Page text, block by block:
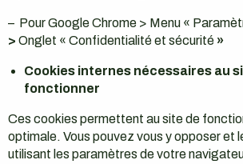
– Pour Google Chrome > Menu «
> Onglet « Confidentialité et sécurité »
Cookies internes nécessaires au
fonctionner
Ces cookies permettent au site de
optimale. Vous pouvez vous y opposer et
utilisant les paramètres de votre